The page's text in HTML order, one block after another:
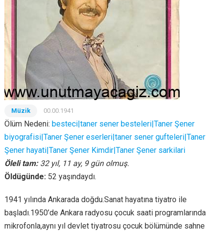
Müzik 00.00.1941
Ölüm Nedeni: besteci|taner sener besteleri|Taner Şener
biyografisi|Taner Şener eserleri|taner sener gufteleri|Taner
Şener hayati|Taner Şener Kimdir|Taner Şener sarkilari
Öleli tam: 32 yıl, 11 ay, 9 gün olmuş.
Öldügünde: 52 yaşındaydı.
1941 yılında Ankarada doğdu.Sanat hayatına tiyatro ile
başladı.1950’de Ankara radyosu çocuk saati programlarında
mikrofonla,aynı yıl devlet tiyatrosu çocuk bölümünde sahne